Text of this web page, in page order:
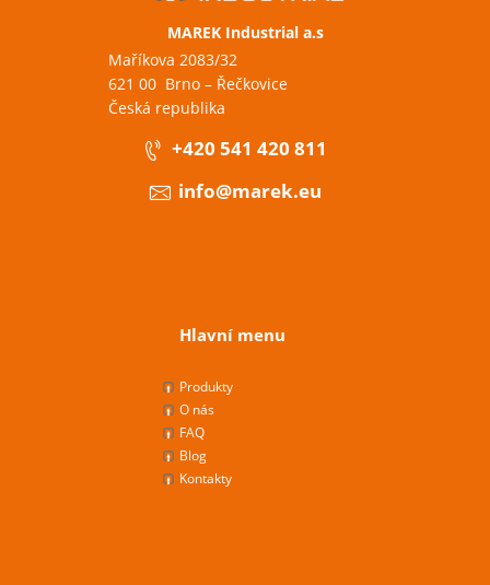
MAREK Industrial a.s
Maříkova 2083/32
621 00 Brno – Řečkovice
Česká republika
+420 541 420 811
info@marek.eu
Hlavní menu
Produkty
O nás
FAQ
Blog
Kontakty